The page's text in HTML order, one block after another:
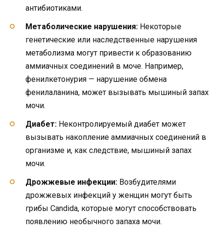
антибиотиками.
Метаболические нарушения: Некоторые
генетические или наследственные нарушения
метаболизма могут привести к образованию
аммиачных соединений в моче. Например,
фенилкетонурия — нарушение обмена
фенилаланина, может вызывать мышиный запах
мочи.
Диабет: Неконтролируемый диабет может
вызывать накопление аммиачных соединений в
организме и, как следствие, мышиный запах
мочи.
Дрожжевые инфекции: Возбудителями
дрожжевых инфекций у женщин могут быть
грибы Candida, которые могут способствовать
появлению необычного запаха мочи.